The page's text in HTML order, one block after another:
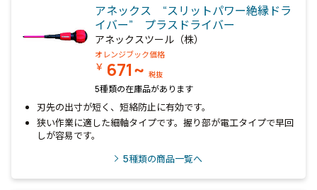
アネックス “スリットパワー絶縁ドラ
イバー” プラスドライバー
アネックスツール（株）
オレンジブック価格
￥ 671~ 税抜
5種類の在庫品があります
刃先の出寸が短く、短絡防止に有効です。
狭い作業に適した細軸タイプです。握り部が電工タイプで早回
しが容易です。
5種類の商品一覧へ